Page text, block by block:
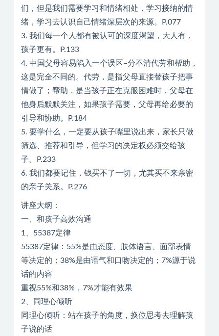
们，但是我们需要学习和情绪相处，学习接纳的情
绪，学习去认识自己情绪深层次的来源。P.077
3. 我们每一个人都有被认可的深度渴望，大人有，
孩子更有。P.133
4. 中国父母容易陷入一个误区–分不清代劳和帮助，
这是完全不同的。代劳，是指父母直接替孩子把事
情做了；帮助，是当孩子正在克服困难时，父母在
他身后默默关注，如果孩子需要，父母再给必要的
引导和协助。P.184
5. 要学什么，一定要从孩子嘴里说出来，家长只做
筛选、推荐和引导，但学习的决定权必须交给孩
子。P.233
6. 我们都要记住，钱买不了一切，尤其买不来亲密
的亲子关系。P.276
讲座大纲：
一、和孩子高效沟通
1、55387定律
55387定律：55%是由态度、肢体语言、面部表情
等决定的；38%是由语气和口吻决定的；7%源于说
话的内容
重视55%和38%，7%才能有效果
2、同理心倾听
同理心倾听：站在孩子的角度，换位思考去理解孩
子说的话